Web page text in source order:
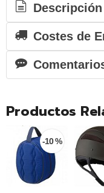
Descripción
Costes de
Productos
-10 %